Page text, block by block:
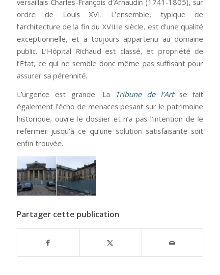
versaillais Charles-François d’Arnaudin (1741-1805), sur
ordre de Louis XVI. L’ensemble, typique de
l’architecture de la fin du XVIIIe siècle, est d’une qualité
exceptionnelle, et a toujours appartenu au domaine
public. L’Hôpital Richaud est classé, et propriété de
l’Etat, ce qui ne semble donc même pas suffisant pour
assurer sa pérennité.
L’urgence est grande. La Tribune de l’Artse fait
également l’écho de menaces pesant sur le patrimoine
historique, ouvre le dossier et n’a pas l’intention de le
refermer jusqu’à ce qu’une solution satisfaisante soit
enfin trouvée.
Partager cette publication